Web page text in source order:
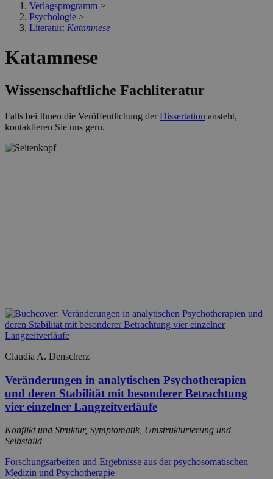
Verlagsprogramm >
Psychologie >
Literatur: Katamnese
Katamnese
Wissenschaftliche Fachliteratur
Falls bei Ihnen die Veröffentlichung derDissertation ansteht,
kontaktieren Sie uns gern.
Claudia A. Denscherz
Veränderungen in analytischen Psychotherapien
und deren Stabilität mit besonderer Betrachtung
vier einzelner Langzeitverläufe
Konflikt und Struktur, Symptomatik, Umstrukturierung und
Selbstbild
Forschungsarbeiten und Ergebnisse aus der psychosomatischen
Medizin und Psychotherapie